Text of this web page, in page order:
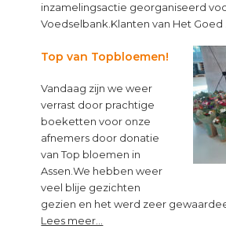
inzamelingsactie georganiseerd
Voedselbank.Klanten van Het Goed
Top van Topbloemen!
Vandaag zijn we weer
verrast door prachtige
boeketten voor onze
afnemers door donatie
van Top bloemen in
Assen.We hebben weer
veel blije gezichten
gezien en het werd zeer
Lees meer...